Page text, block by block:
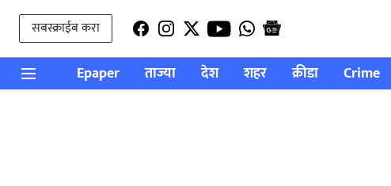
सबस्क्राईब करा
Epaper ताज्या देश शहर क्रीडा Crime